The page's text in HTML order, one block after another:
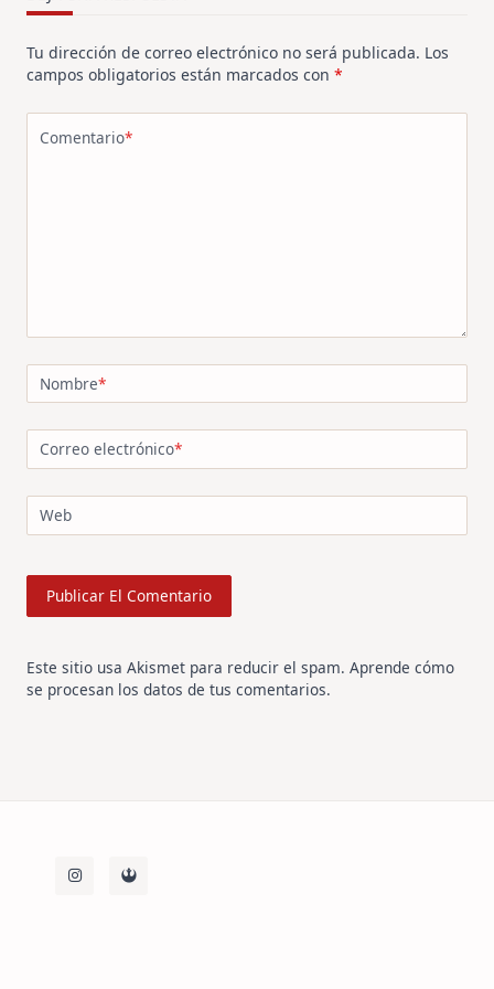
Tu dirección de correo electrónico no será publicada. Los
campos obligatorios están marcados con *
Comentario*
Nombre*
Correo electrónico*
Web
Este sitio usa Akismet para reducir el spam. Aprende cómo
se procesan los datos de tus comentarios.